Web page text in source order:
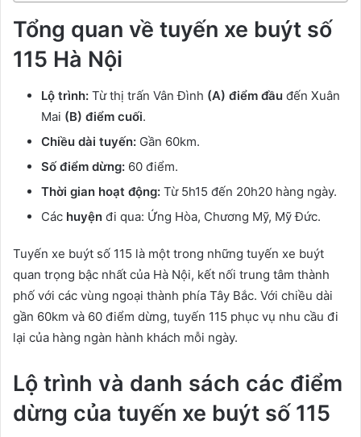
Tổng quan về tuyến xe buýt số
115 Hà Nội
Lộ trình: Từ thị trấn Vân Đình (A) điểm đầu đến Xuân
Mai (B) điểm cuối.
Chiều dài tuyến: Gần 60km.
Số điểm dừng: 60 điểm.
Thời gian hoạt động: Từ 5h15 đến 20h20 hàng ngày.
Các huyện đi qua: Ứng Hòa, Chương Mỹ, Mỹ Đức.
Tuyến xe buýt số 115 là một trong những tuyến xe buýt
quan trọng bậc nhất của Hà Nội, kết nối trung tâm thành
phố với các vùng ngoại thành phía Tây Bắc. Với chiều dài
gần 60km và 60 điểm dừng, tuyến 115 phục vụ nhu cầu đi
lại của hàng ngàn hành khách mỗi ngày.
Lộ trình và danh sách các điểm
dừng của tuyến xe buýt số 115